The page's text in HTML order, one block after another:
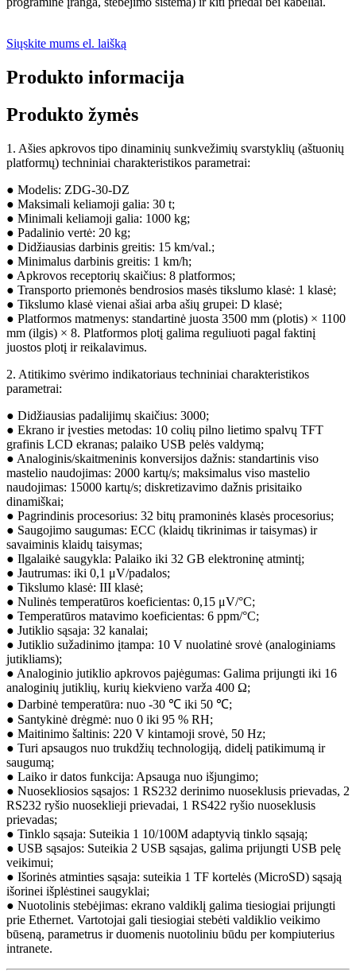
Siųskite mums el. laišką
Produkto informacija
Produkto žymės
1. Ašies apkrovos tipo dinaminių sunkvežimių svarstyklių (aštuonių
platformų) techniniai charakteristikos parametrai:
● Modelis: ZDG-30-DZ
● Maksimali keliamoji galia: 30 t;
● Minimali keliamoji galia: 1000 kg;
● Padalinio vertė: 20 kg;
● Didžiausias darbinis greitis: 15 km/val.;
● Minimalus darbinis greitis: 1 km/h;
● Apkrovos receptorių skaičius: 8 platformos;
● Transporto priemonės bendrosios masės tikslumo klasė: 1 klasė;
● Tikslumo klasė vienai ašiai arba ašių grupei: D klasė;
● Platformos matmenys: standartinė juosta 3500 mm (plotis) × 1100
mm (ilgis) × 8. Platformos plotį galima reguliuoti pagal faktinį
juostos plotį ir reikalavimus.
2. Atitikimo svėrimo indikatoriaus techniniai charakteristikos
parametrai:
● Didžiausias padalijimų skaičius: 3000;
● Ekrano ir įvesties metodas: 10 colių pilno lietimo spalvų TFT
grafinis LCD ekranas; palaiko USB pelės valdymą;
● Analoginis/skaitmeninis konversijos dažnis: standartinis viso
mastelio naudojimas: 2000 kartų/s; maksimalus viso mastelio
naudojimas: 15000 kartų/s; diskretizavimo dažnis prisitaiko
dinamiškai;
● Pagrindinis procesorius: 32 bitų pramoninės klasės procesorius;
● Saugojimo saugumas: ECC (klaidų tikrinimas ir taisymas) ir
savaiminis klaidų taisymas;
● Ilgalaikė saugykla: Palaiko iki 32 GB elektroninę atmintį;
● Jautrumas: iki 0,1 μV/padalos;
● Tikslumo klasė: III klasė;
● Nulinės temperatūros koeficientas: 0,15 μV/°C;
● Temperatūros matavimo koeficientas: 6 ppm/°C;
● Jutiklio sąsaja: 32 kanalai;
● Jutiklio sužadinimo įtampa: 10 V nuolatinė srovė (analoginiams
jutikliams);
● Analoginio jutiklio apkrovos pajėgumas: Galima prijungti iki 16
analoginių jutiklių, kurių kiekvieno varža 400 Ω;
● Darbinė temperatūra: nuo -30 ℃ iki 50 ℃;
● Santykinė drėgmė: nuo 0 iki 95 % RH;
● Maitinimo šaltinis: 220 V kintamoji srovė, 50 Hz;
● Turi apsaugos nuo trukdžių technologiją, didelį patikimumą ir
saugumą;
● Laiko ir datos funkcija: Apsauga nuo išjungimo;
● Nuosekliosios sąsajos: 1 RS232 derinimo nuoseklusis prievadas, 2
RS232 ryšio nuoseklieji prievadai, 1 RS422 ryšio nuoseklusis
prievadas;
● Tinklo sąsaja: Suteikia 1 10/100M adaptyvią tinklo sąsają;
● USB sąsajos: Suteikia 2 USB sąsajas, galima prijungti USB pelę
veikimui;
● Išorinės atminties sąsaja: suteikia 1 TF kortelės (MicroSD) sąsają
išorinei išplėstinei saugyklai;
● Nuotolinis stebėjimas: ekrano valdiklį galima tiesiogiai prijungti
prie Ethernet. Vartotojai gali tiesiogiai stebėti valdiklio veikimo
būseną, parametrus ir duomenis nuotoliniu būdu per kompiuterius
intranete.